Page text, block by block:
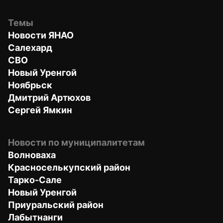
Темы
Новости ЯНАО
Салехард
СВО
Новый Уренгой
Ноябрьск
Дмитрий Артюхов
Сергей Ямкин
Новости по муниципалитетам
Волноваха
Красноселькупский район
Тарко-Сале
Новый Уренгой
Приуральский район
Лабытнанги